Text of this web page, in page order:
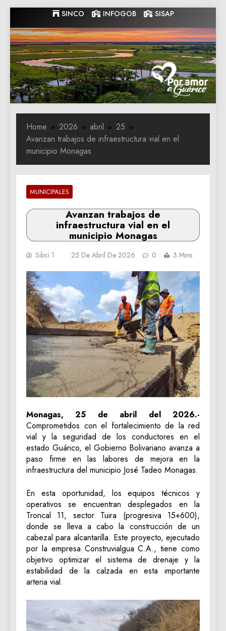
to
content
SINCO INFOGOB SISAP
Gobernacion
de Guarico
Gobernacion de Guarico
Home 2026 abril
25
Avanzan trabajos de infraestructura vial en el
municipio Monagas
MUNICIPALES
Avanzan trabajos de
infraestructura vial en el
municipio Monagas
Sibci 1 25 De Abril De 2026 0 3 Mins
Monagas, 25 de abril del 2026.-
Comprometidos con el fortalecimiento de la red
vial y la seguridad de los conductores en el
estado Guárico, el Gobierno Bolivariano avanza a
paso firme en las labores de mejora en la
infraestructura del municipio José Tadeo Monagas.
En esta oportunidad, los equipos técnicos y
operativos se encuentran desplegados en la
Troncal 11, sector Tuira (progresiva 15+600),
donde se lleva a cabo la construcción de un
cabezal para alcantarilla. Este proyecto, ejecutado
por la empresa Construvialgua C.A., tiene como
objetivo optimizar el sistema de drenaje y la
estabilidad de la calzada en esta importante
arteria vial.